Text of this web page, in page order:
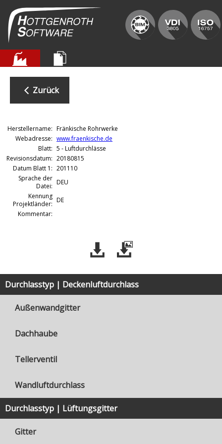
Zurück
Herstellername: Fränkische Rohrwerke
Webadresse: www.fraenkische.de
Blatt: 5 - Luftdurchlässe
Revisionsdatum: 20180815
Datum Blatt 1: 201110
Sprache der
Datei: DEU
Kennung
Projektländer: DE
Kommentar:
Durchlasstyp | Deckenluftdurchlass
Außenwandgitter
Dachhaube
Tellerventil
Wandluftdurchlass
Durchlasstyp | Lüftungsgitter
Gitter